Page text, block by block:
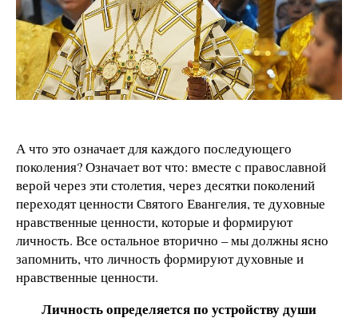
А что это означает для каждого последующего
поколения? Означает вот что: вместе с православной
верой через эти столетия, через десятки поколений
переходят ценности Святого Евангелия, те духовные
нравственные ценности, которые и формируют
личность. Все остальное вторично – мы должны ясно
запомнить, что личность формируют духовные и
нравственные ценности.
Личность определяется по устройству души